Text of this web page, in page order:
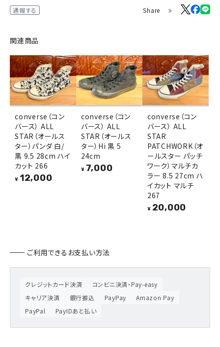
通報する Share
関連商品
converse（コン
バース） ALL
STAR（オールス
ター）パンダ 白/
黒 9.5 28cm ハイ
カット 266
¥ 12,000
converse（コン
バース） ALL
STAR（オールス
ター）Hi 黒 5
24cm
¥ 7,000
converse（コン
バース） ALL
STAR
PATCHWORK（オ
ールスター パッチ
ワーク）マルチカ
ラー 8.5 27cm ハ
イカット マルチ
267
¥ 20,000
ご利用できるお支払い方法
クレジットカード決済
コンビニ決済・Pay-easy
キャリア決済
銀行振込 PayPay
Amazon Pay
PayPal
PayIDあと払い